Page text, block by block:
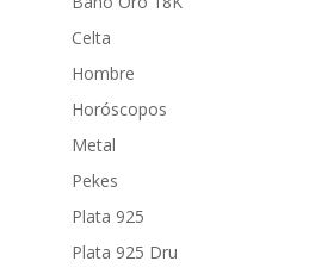
Celta
Hombre
Horóscopos
Metal
Pekes
Plata 925
Plata 925 Dru